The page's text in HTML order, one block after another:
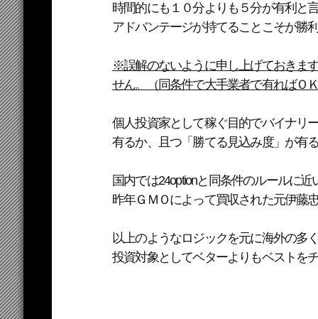
時間的にも１０分よりも５分が有利と
アドバンテージが持てることこそが勝
※誤解のないように申し上げておきま
せん。（同条件で大手業者で有ればＯ
個人投資家として稼ぐ目的でバイナリ
有るか、且つ「勝てる見込み度」が有
国内では24optionと同条件のルールに
昨年ＧＭＯによって買収された元伊藤
以上のようなロジックを元に海外の多
投資対象としてベターよりもベストを